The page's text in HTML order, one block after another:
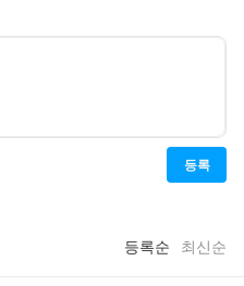
등록
등록순 최신순